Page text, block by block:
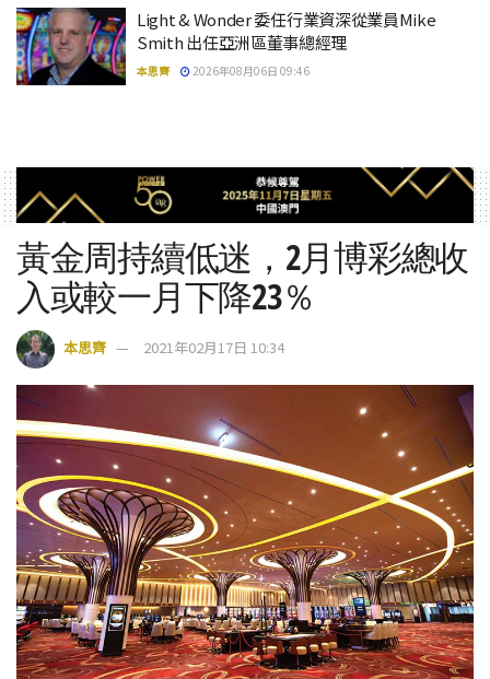
Light & Wonder 委任行業資深從業員Mike
Smith 出任亞洲區董事總經理
本思齊 2026年08月06日 09:46
黃金周持續低迷，2月博彩總收
入或較一月下降23％
本思齊 2021年02月17日 10:34